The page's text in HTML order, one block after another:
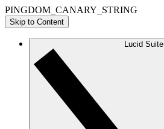
PINGDOM_CANARY_STRING
Skip to Content
Lucid Suite